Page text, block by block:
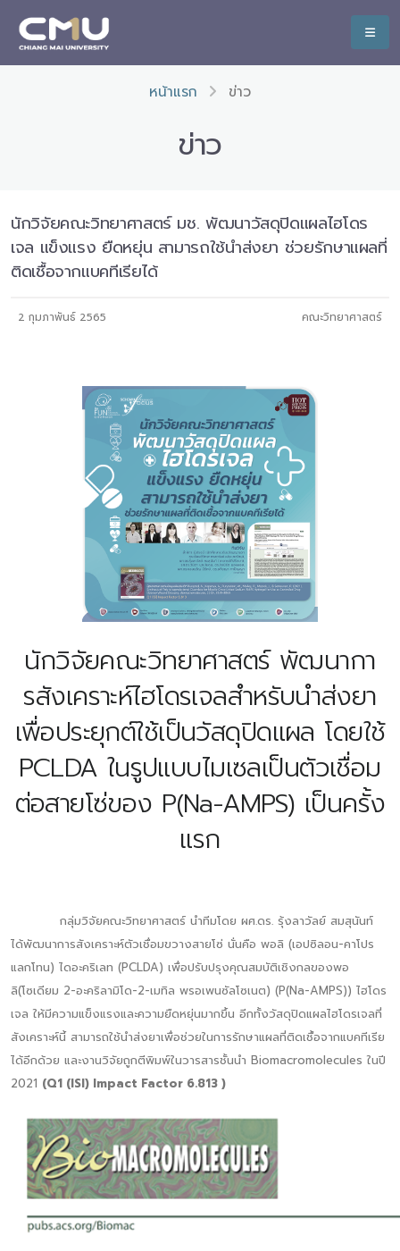
หน้าแรก ข่าว
ข่าว
นักวิจัยคณะวิทยาศาสตร์ มช. พัฒนาวัสดุปิดแผลไฮโดร
เจล แข็งแรง ยืดหยุ่น สามารถใช้นำส่งยา ช่วยรักษาแผลที่
ติดเชื้อจากแบคทีเรียได้
2 กุมภาพันธ์ 2565 คณะวิทยาศาสตร์
นักวิจัยคณะวิทยาศาสตร์ พัฒนากา
รสังเคราะห์ไฮโดรเจลสำหรับนำส่งยา
เพื่อประยุกต์ใช้เป็นวัสดุปิดแผล โดยใช้
PCLDA ในรูปแบบไมเซลเป็นตัวเชื่อม
ต่อสายโซ่ของ P(Na-AMPS) เป็นครั้ง
แรก
กลุ่มวิจัยคณะวิทยาศาสตร์ นำทีมโดย ผศ.ดร. รุ้งลาวัลย์ สมสุนันท์
ได้พัฒนาการสังเคราะห์ตัวเชื่อมขวางสายโซ่ นั่นคือ พอลิ (เอปซิลอน-คาโปร
แลกโทน) ไดอะคริเลท (PCLDA) เพื่อปรับปรุงคุณสมบัติเชิงกลของพอ
ลิ(โซเดียม 2-อะคริลามิโด-2-เมทิล พรอเพนซัลโซเนต) (P(Na-AMPS)) ไฮโดร
เจล ให้มีความแข็งแรงและความยืดหยุ่นมากขึ้น อีกทั้งวัสดุปิดแผลไฮโดรเจลที่
สังเคราะห์นี้ สามารถใช้นำส่งยาเพื่อช่วยในการรักษาแผลที่ติดเชื้อจากแบคทีเรีย
ได้อีกด้วย และงานวิจัยถูกตีพิมพ์ในวารสารชั้นนำ Biomacromolecules ในปี
2021 (Q1 (ISI) Impact Factor 6.813 )